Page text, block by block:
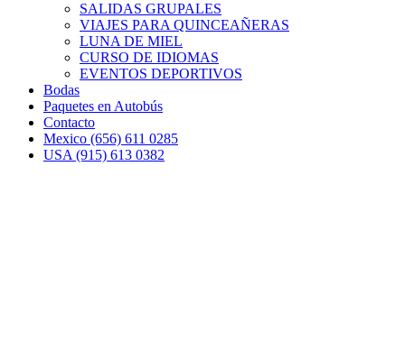
SALIDAS GRUPALES
VIAJES PARA QUINCEAÑERAS
LUNA DE MIEL
CURSO DE IDIOMAS
EVENTOS DEPORTIVOS
Bodas
Paquetes en Autobús
Contacto
Mexico (656) 611 0285
USA (915) 613 0382